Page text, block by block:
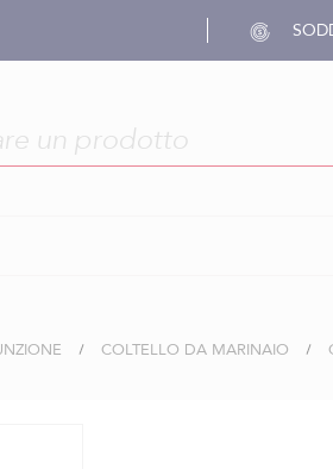
COLTELLO DA MARINAIO